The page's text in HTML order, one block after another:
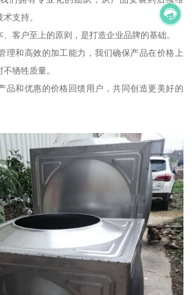
支持。
客户至上的原则，是打造企业品牌的基础。
理和高效的加工能力，我们确保产品在价格上
牺牲质量。
品和优惠的价格回馈用户，共同创造更美好的